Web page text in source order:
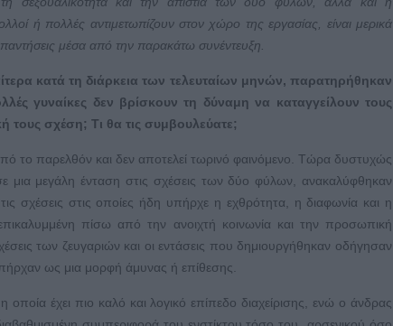
ή πολλές αντιμετωπίζουν στον χώρο της εργασίας, είναι μερικά
μέσα από την παρακάτω συνέντευξη.
κατά τη διάρκεια των τελευταίων μηνών, παρατηρήθηκαν
γυναίκες δεν βρίσκουν τη δύναμη να καταγγείλουν τους
σχέση; Τι θα τις συμβουλεύατε;
παρελθόν και δεν αποτελεί τωρινό φαινόμενο. Τώρα δυστυχώς
μια μεγάλη ένταση στις σχέσεις των δύο φύλων, ανακαλύφθηκαν
σχέσεις στις οποίες ήδη υπήρχε η εχθρότητα, η διαφωνία και η
πίσω από την ανοιχτή κοινωνία και την προσωπική
των ζευγαριών και οι εντάσεις που δημιουργήθηκαν οδήγησαν
ως μια μορφή άμυνας ή επίθεσης.
έχει πιο καλό και λογικό επίπεδο διαχείρισης, ενώ ο άνδρας